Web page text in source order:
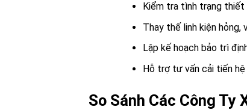
Kiểm tra tình trạng thiết
Thay thế linh kiện hỏng,
Lập kế hoạch bảo trì
Hỗ trợ tư vấn cải tiến
So Sánh Các Công Ty